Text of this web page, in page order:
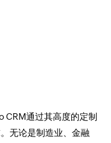
CRM通过其高度的定制
无论是制造业、金融